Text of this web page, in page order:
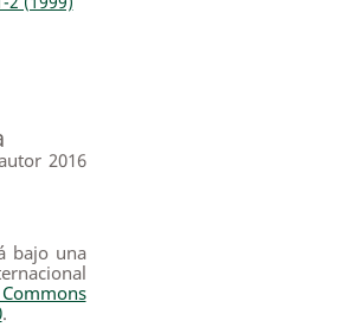
2016
bajo una
.